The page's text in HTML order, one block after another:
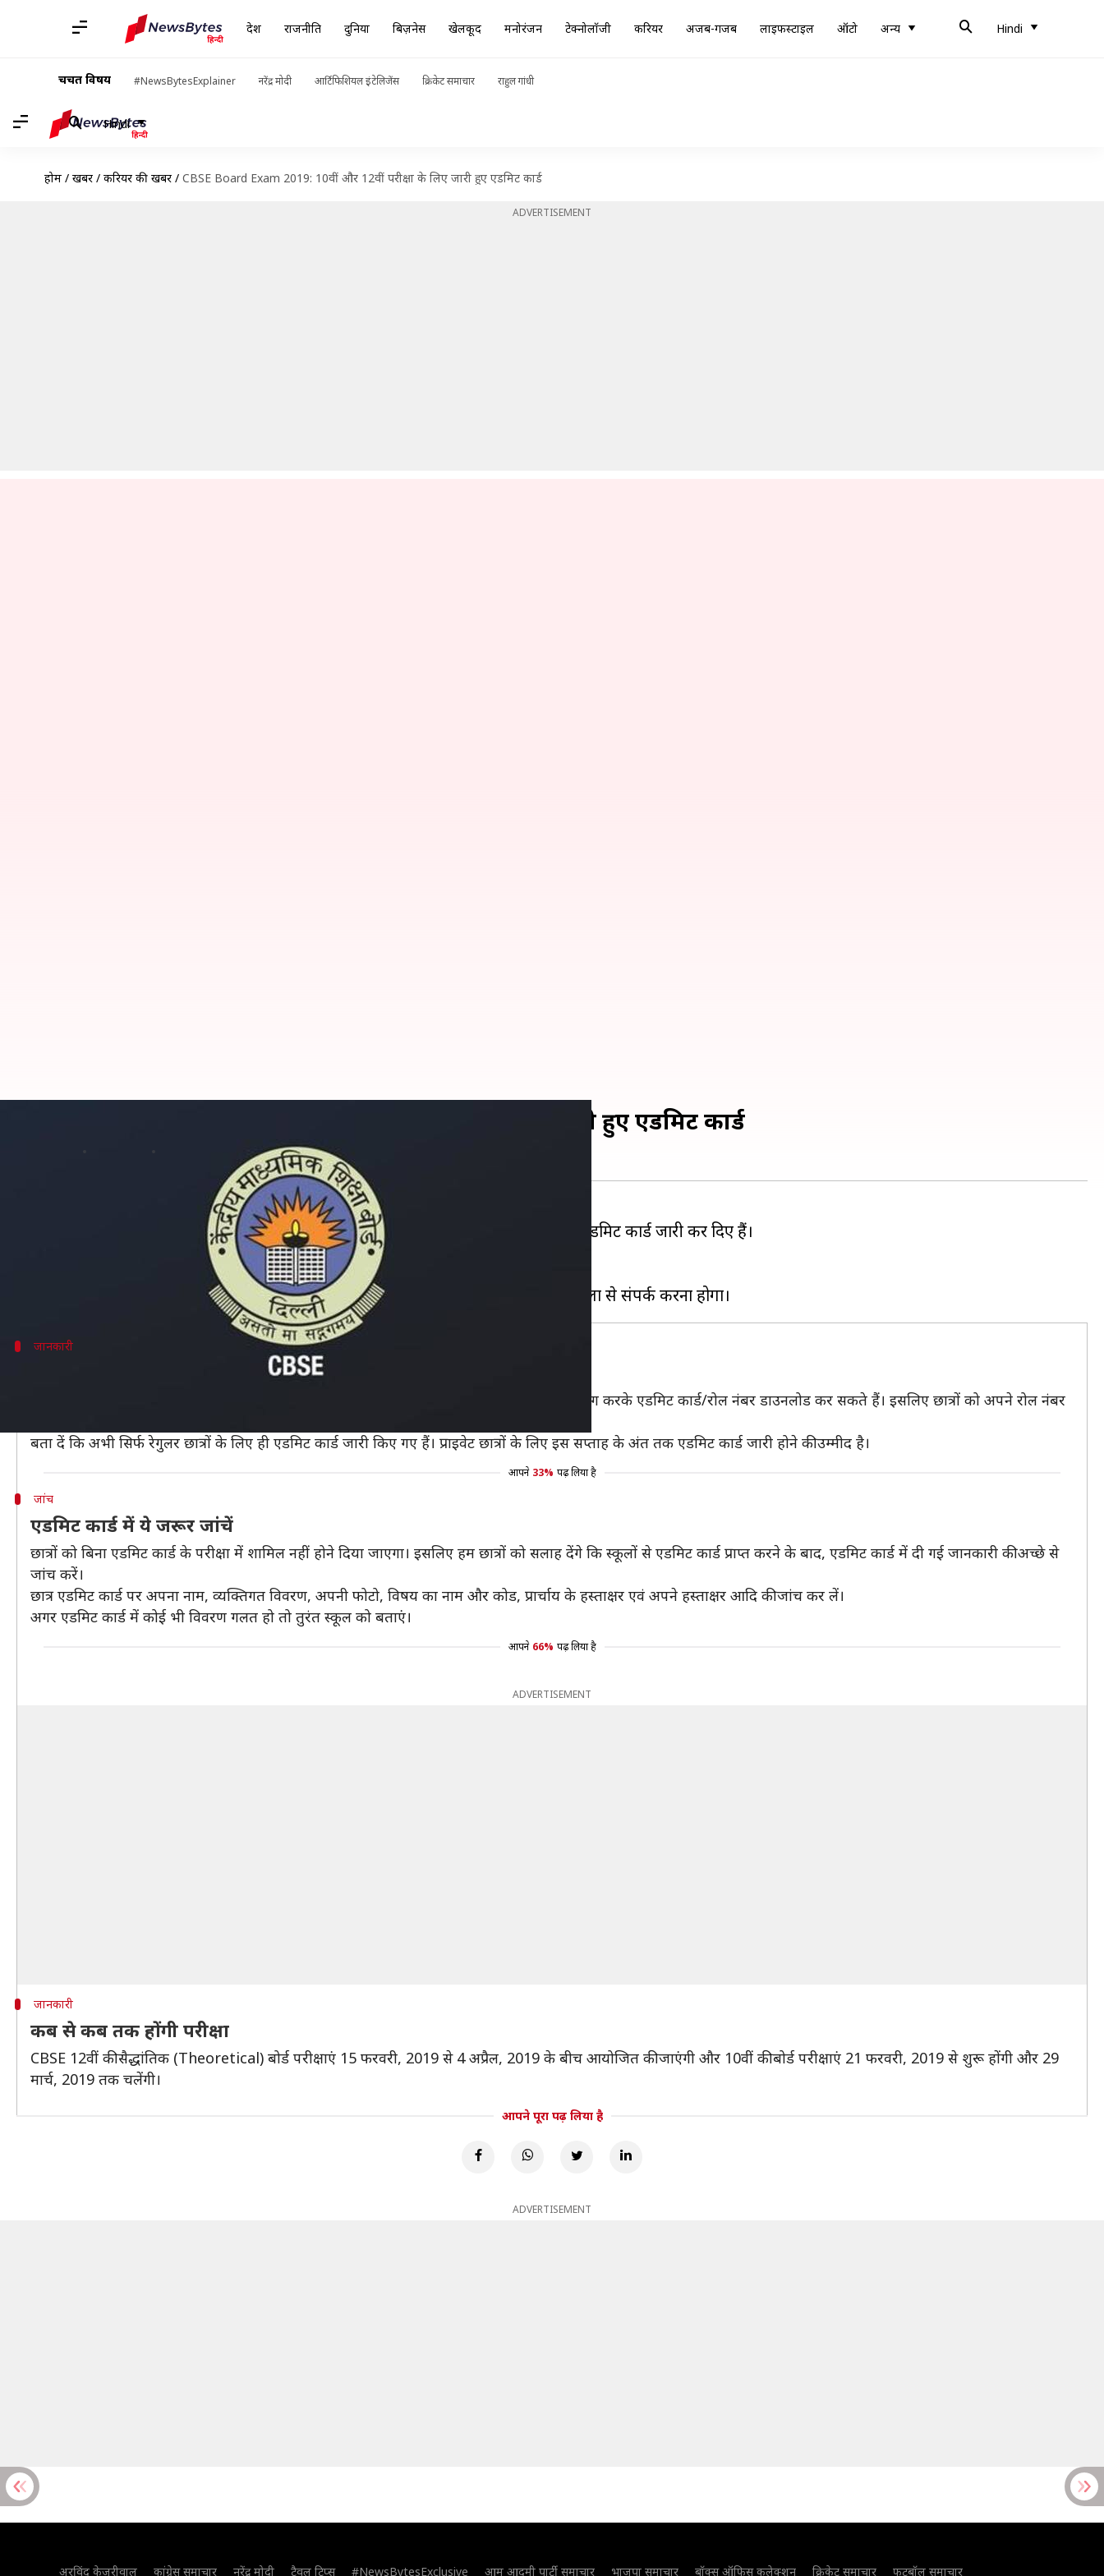
देश राजनीति दुनिया बिज़नेस खेलकूद मनोरंजन टेक्नोलॉजी करियर अजब-गजब लाइफस्टाइल ऑटो अन्य Hindi
चर्चित विषय #NewsBytesExplainer नरेंद्र मोदी आर्टिफिशियल इंटेलिजेंस क्रिकेट समाचार राहुल गांधी
Hindi
होम / खबरें / करियर की खबरें / CBSE Board Exam 2019: 10वीं और 12वीं परीक्षा के लिए जारी हुए एडमिट कार्ड
ADVERTISEMENT
CBSE Board Exam 2019: 10वीं और 12वीं परीक्षा के लिए जारी हुए एडमिट कार्ड
केंद्रीय माध्‍यमिक श‍िक्षा बोर्ड (CBSE) ने 10वीं और 12वीं की होने वाली बोर्ड परीक्षा 2019 के ल‍िए एडमिट कार्ड जारी कर द‍िए हैं।
जो छात्र इस बार बोर्ड परीक्षाओं में शामिल होने वाले हैं, वे अपना रोल नंबर देख सकते हैं।
परीक्षा में शामिल होने के लिए एडमिट कार्ड एक बहुत जरूरी दस्तावेज़ है।
जानकारी
स्कूल या संस्थान ही डाउनलोड कर सकते हैं एडमिट कार्ड
आपकी जानकारी के लिए बता दें कि केवल स्कूल या संस्थान ही अपनी यूजर आईडी और पासवर्ड का उपयोग करके एडमिट कार्ड/रोल नंबर डाउनलोड कर सकते हैं। इसलिए छात्रों को अपने रोल नंबर
बता दें कि अभी सिर्फ रेगुलर छात्रों के लिए ही एडमिट कार्ड जारी किए गए हैं। प्राइवेट छात्रों के लिए इस सप्ताह के अंत तक एडमिट कार्ड जारी होने की उम्मीद है।
आपने 33% पढ़ लिया है
जांच
एडमिट कार्ड में ये जरूर जांचें
छात्रों को बिना एडमिट कार्ड के परीक्षा में शामिल नहीं होने दिया जाएगा। इसलिए हम छात्रों को सलाह देंगे कि स्कूलों से एडमिट कार्ड प्राप्त करने के बाद, एडमिट कार्ड में दी गई जानकारी की अच्छे से
जांच करें।
छात्र एडमिट कार्ड पर अपना नाम, व्यक्तिगत विवरण, अपनी फोटो, विषय का नाम और कोड, प्रार्चाय के हस्ताक्षर एवं अपने हस्ताक्षर आदि की जांच कर लें।
अगर एडमिट कार्ड में कोई भी विवरण गलत हो तो तुरंत स्‍कूल को बताएं।
आपने 66% पढ़ लिया है
ADVERTISEMENT
जानकारी
कब से कब तक होंगी परीक्षा
CBSE 12वीं की सैद्धांतिक (Theoretical) बोर्ड परीक्षाएं 15 फरवरी, 2019 से 4 अप्रैल, 2019 के बीच आयोजित की जाएंगी और 10वीं की बोर्ड परीक्षाएं 21 फरवरी, 2019 से शुरू होंगी और 29
मार्च, 2019 तक चलेंगी।
आपने पूरा पढ़ लिया है
ADVERTISEMENT
अरविंद केजरीवाल कांग्रेस समाचार नरेंद्र मोदी ट्रैवल टिप्स #NewsBytesExclusive आम आदमी पार्टी समाचार भाजपा समाचार बॉक्स ऑफिस कलेक्शन क्रिकेट समाचार फुटबॉल समाचार